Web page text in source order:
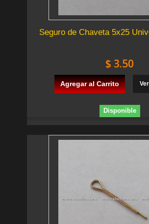
Seguro de Chaveta 5x25
$ 3.50
Agregar al Carrito
Disponible